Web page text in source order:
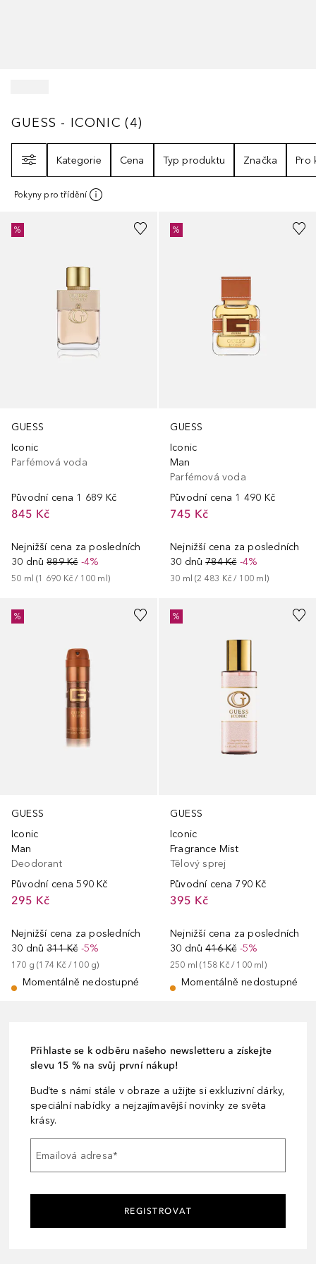
GUESS - ICONIC4
GUESS - ICONIC (4)
Kategorie
Cena Typ produktu Značka Pro
Pokyny pro třídění
GUESS
Iconic
Parfémová voda
Původní cena 1 689 Kč
845 Kč
Nejnižší cena za posledních
30 dnů 889 Kč-4%
50 ml (1 690 Kč / 100 ml )
%
GUESS
Iconic
Man
Parfémová voda
Původní cena 1 490 Kč
745 Kč
Nejnižší cena za posledních
30 dnů 784 Kč-4%
30 ml (2 483 Kč / 100 ml )
%
GUESS
Iconic
Man
Deodorant
Původní cena 590 Kč
295 Kč
Nejnižší cena za posledních
30 dnů 311 Kč-5%
170 g (174 Kč / 100 g)
Momentálně nedostupné
%
GUESS
Iconic
Fragrance Mist
Tělový sprej
Původní cena 790 Kč
395 Kč
Nejnižší cena za posledních
30 dnů 416 Kč-5%
250 ml (158 Kč / 100 ml )
Momentálně nedostupné
%
Přihlaste se k odběru našeho newsletteru a získejte
slevu 15 % na svůj první nákup!
Buďte s námi stále v obraze a užijte si exkluzivní dárky,
speciální nabídky a nejzajímavější novinky ze světa
krásy.
Emailová adresa*
REGISTROVAT